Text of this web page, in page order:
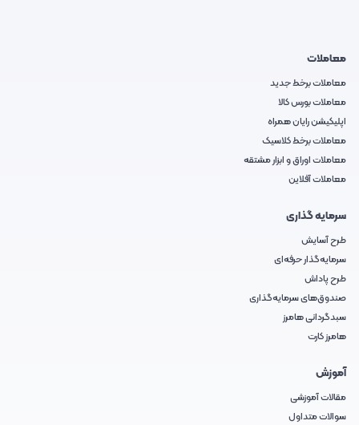
معاملات
معاملات برخط جدید
معاملات بورس کالا
اپلیکیشن رایان همراه
معاملات برخط کلاسیک
معاملات اوراق و ابزار مشتقه
معاملات آفلاین
سرمایه گذاری
طرح آسایش
سرمایه‌گذار حرفه‌ای
طرح پاداش
صندوق‌های سرمایه‌گذاری
سبدگردانی هامرز
هامرز کارت
آموزش
مقالات آموزشی
سوالات متداول